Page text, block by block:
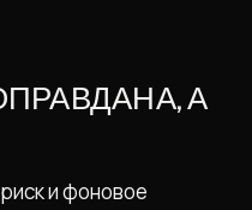
А
и фоновое